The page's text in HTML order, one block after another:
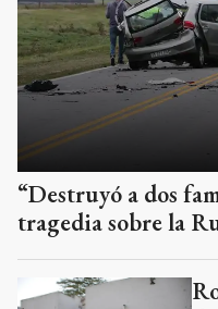
“Destruyó a dos
tragedia sobre la